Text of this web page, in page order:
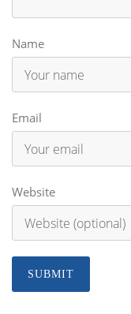
Name
Email
Website